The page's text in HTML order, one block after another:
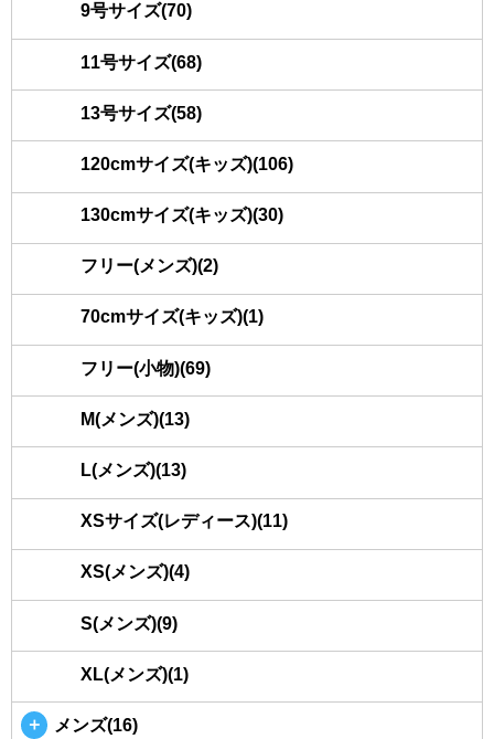
9号サイズ(70)
11号サイズ(68)
13号サイズ(58)
120cmサイズ(キッズ)(106)
130cmサイズ(キッズ)(30)
フリー(メンズ)(2)
70cmサイズ(キッズ)(1)
フリー(小物)(69)
M(メンズ)(13)
L(メンズ)(13)
XSサイズ(レディース)(11)
XS(メンズ)(4)
S(メンズ)(9)
XL(メンズ)(1)
＋ メンズ(16)